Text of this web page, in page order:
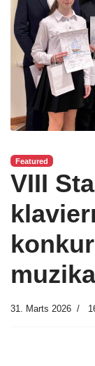
Featured
VIII
31. Marts 2026